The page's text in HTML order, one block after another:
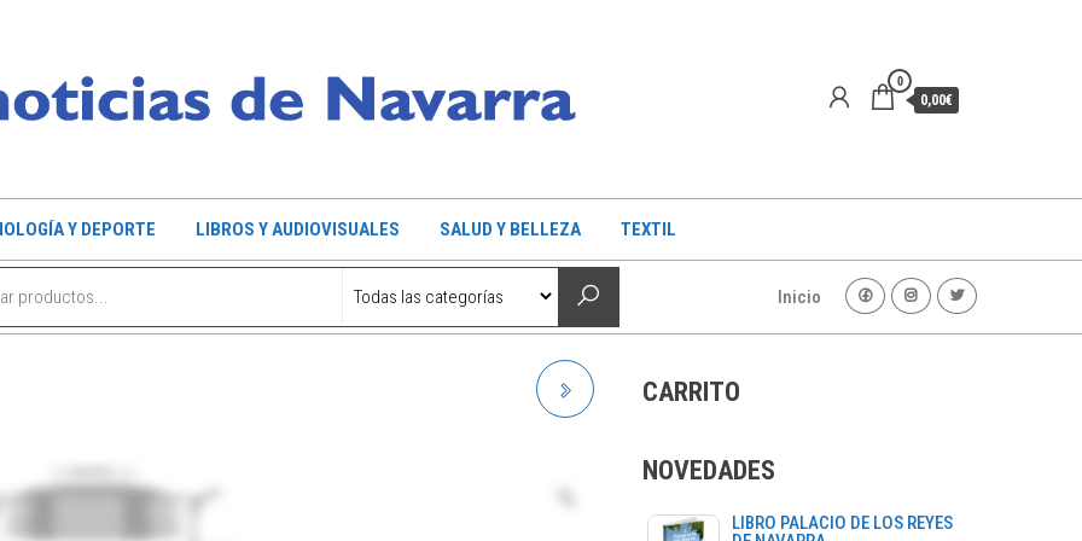
0
0,00€
Y DEPORTE LIBROS Y AUDIOVISUALES SALUD Y BELLEZA TEXTIL
Inicio
CARRITO
NOVEDADES
LIBRO PALACIO DE LOS REYES